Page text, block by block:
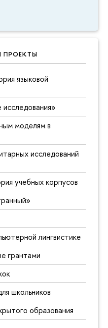
ПРОЕКТЫ
языковой
моделям в
исследований
учебных корпусов
лингвистике
грантами
школьников
образования